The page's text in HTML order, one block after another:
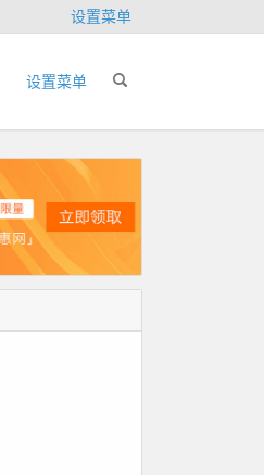
设置菜单
设置菜单